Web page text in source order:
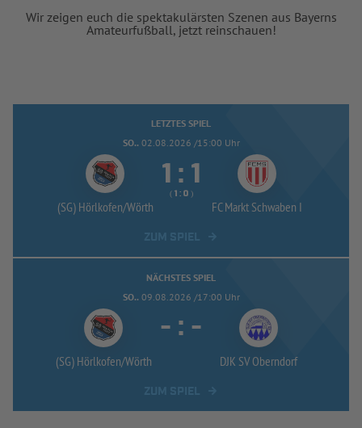
Wir zeigen euch die spektakulärsten Szenen aus Bayerns
Amateurfußball, jetzt reinschauen!
LETZTES SPIEL
SO.. 02.08.2026 /15:00 Uhr
(SG) Hörlkofen/Wörth
 : 
(  :  )
FC Markt Schwaben I
NÄCHSTES SPIEL
SO.. 09.08.2026 /17:00 Uhr
(SG) Hörlkofen/Wörth
- : -
DJK SV Oberndorf